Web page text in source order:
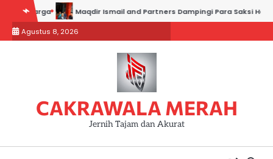
content
Maqdir Ismail and Partners Dampingi Para Saksi Hadiri
Agustus 8, 2026
CAKRAWALA MERAH
Jernih Tajam dan Akurat